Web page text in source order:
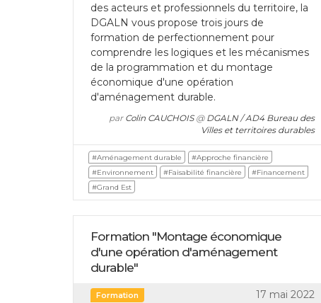
des acteurs et professionnels du territoire, la
DGALN vous propose trois jours de
formation de perfectionnement pour
comprendre les logiques et les mécanismes
de la programmation et du montage
économique d'une opération
d'aménagement durable.
parColin CAUCHOIS @DGALN / AD4 Bureau des
Villes et territoires durables
#Aménagement durable
#Approche financière
#Environnement
#Faisabilité financière
#Financement
#Grand Est
Formation "Montage économique
d'une opération d'aménagement
durable"
Formation 17 mai 2022